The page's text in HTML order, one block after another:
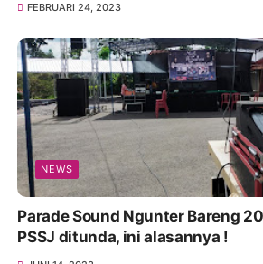
FEBRUARI 24, 2023
NEWS
Parade Sound Ngunter Bareng
PSSJ ditunda, ini alasannya !